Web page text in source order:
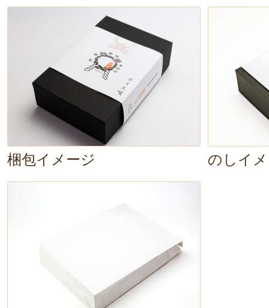
こういった世界的な食の多様化に
農商が開発した商品の一つが、今
しっかりとした黒い箱に入
としての見栄えもバッチリ
です。
蓋を開くと、 色とりどりのシール
ブ型の真空パックが目に飛び込ん
ぞれに産地と品種の名前が書いて
梱包イメージ のしイ